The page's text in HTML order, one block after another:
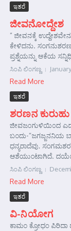
ಇತರೆ
ಜೀವನೋದ್ದೇಶ
” ಜೀವನಕ್ಕೆ
ಕೇಳಿದನು.
ಪ್ರಶ್ನೆಯನ್ನು ಆಕೆಯ
ಸಿಂಪಿ ಲಿಂಗಣ್ಣ
Read More
ಇತರೆ
ಶರಣನ ಕುರುಹು
ಜೀವಜ೦ಗುಳಿಯಿ೦ದ
ಬಂದು-“ಜಗಜ್ಜನನಿಯ
ಧನ್ಯರಾದೆವು.
ಆಶೆಯುಂಟಾಗಿದೆ.
ಸಿಂಪಿ ಲಿಂಗಣ್ಣ
Read More
ಇತರೆ
ವಿ-ನಿಯೋಗ
ಕಾಮಂ ಕ್ರೋಧಂ